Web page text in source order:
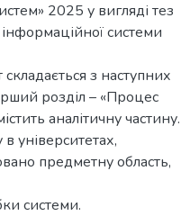
2025 у вигляді тез
системи
з наступних
розділ – «Процес
аналітичну частину.
університетах,
предметну область,
системи.